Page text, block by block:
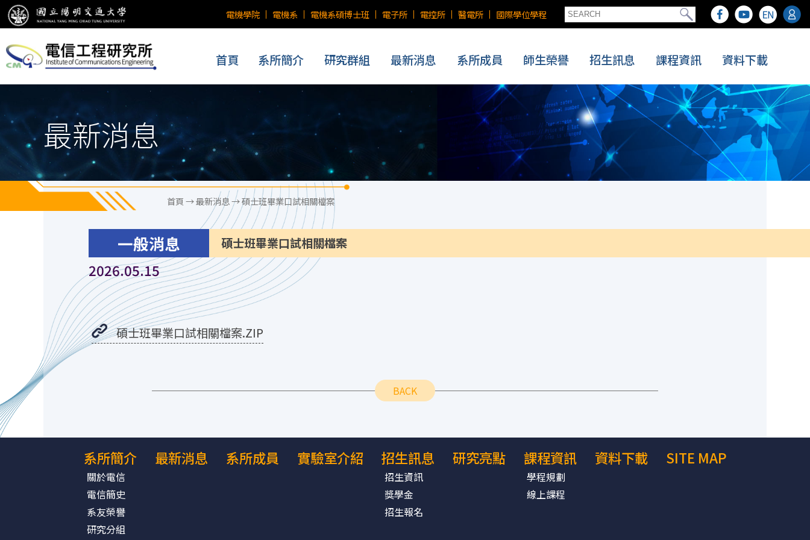
電機學院 電機系 電機系碩博士班 電子所 電控所 醫電所 國際學位學程
首頁 系所簡介 研究群組 最新消息 系所成員 師生榮譽 招生訊息 課程資訊 資料下載
最新消息
首頁→最新消息→ 碩士班畢業口試相關檔案
一般消息 碩士班畢業口試相關檔案
2026.05.15
碩士班畢業口試相關檔案.ZIP
BACK
系所簡介
關於電信
電信簡史
系友榮譽
研究分組
最新消息 系所成員 實驗室介紹 招生訊息
招生資訊
獎學金
招生報名
研究亮點 課程資訊
學程規劃
線上課程
資料下載 SITE MAP